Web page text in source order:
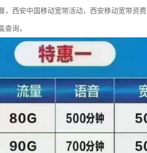
，西安中国移动宽带活动，西安移动宽带资
查询，